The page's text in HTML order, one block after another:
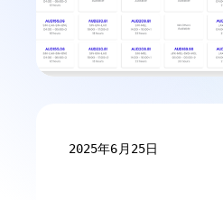
2025年6月25日